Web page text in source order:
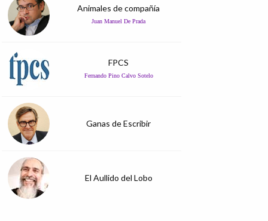
Animales de compañía
Juan Manuel De Prada
FPCS
Fernando Pino Calvo Sotelo
Ganas de Escribir
El Aullido del Lobo